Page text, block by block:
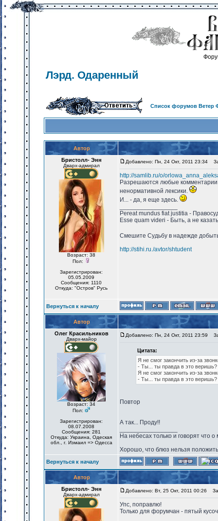
Лэрд. Одаренный
Список форумов Ветер
Автор
Бристолл- Энн
Дварх-адмирал
Возраст: 38
Пол:
Зарегистрирован:
05.05.2009
Сообщения: 1110
Откуда: "Остров" Русь
Добавлено: Пн, 24 Окт, 2011 23:34
http://samlib.ru/o/
Разрешаются любые
ненормативной лексики.
И... - да, я еще здесь.
Pereat mundus fiat justitia -
Esse quam videri - Быть, а не
Смешите Судьбу в надежде
http://stihi.ru./avtor/shtudent
Вернуться к началу
Автор
Олег Красильников
Дварх-майор
Возраст: 34
Пол:
Зарегистрирован:
08.07.2008
Сообщения: 281
Откуда: Украина, Одеская
обл., г. Измаил => Одесса
Добавлено: Пн, 24 Окт, 2011 23:59
Цитата:
Я не смог закончить из-за
- Ты... ты правда в это
Я не смог закончить из-за
- Ты... ты правда в это
Повтор
А так... Проду!!
На небесах только и говорят что о
Хорошо, что блюз нельзя
Вернуться к началу
Автор
Бристолл- Энн
Дварх-адмирал
Добавлено: Вт, 25 Окт, 2011 00:26
Упс, поправлю!
Только для форумчан - пятый